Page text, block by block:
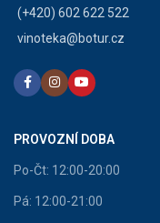
(+420) 602 622 522
vinoteka@botur.cz
PROVOZNÍ DOBA
Po-Čt: 12:00-20:00
Pá: 12:00-21:00